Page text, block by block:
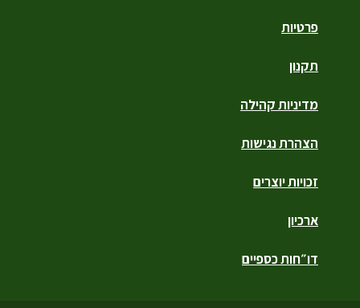
פרטיות
תקנון
מדיניות קהילה
הצהרת נגישות
זכויות יוצרים
ארכיון
דו״חות כספיים